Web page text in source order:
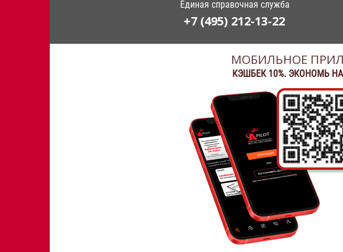
Единая справочная служба
+7 (495) 212-13-22
МОБИЛЬНОЕ
КЭШБЕК 10%. ЭКОНОМЬ